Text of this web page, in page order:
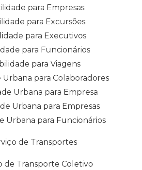
para Empresas
para Excursões
para Executivos
para Funcionários
para Viagens
Urbana para Colaboradores
Urbana para Empresa
Urbana para Empresas
Urbana para Funcionários
de Transportes
de Transporte Coletivo